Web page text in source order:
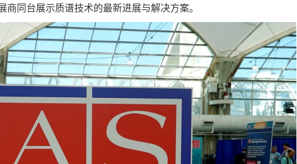
同台展示质谱技术的最新进展与解决方案。